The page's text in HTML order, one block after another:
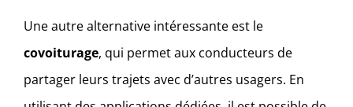
Une autre alternative intéressante est le
covoiturage, qui permet aux conducteurs de
partager leurs trajets avec d’autres usagers. En